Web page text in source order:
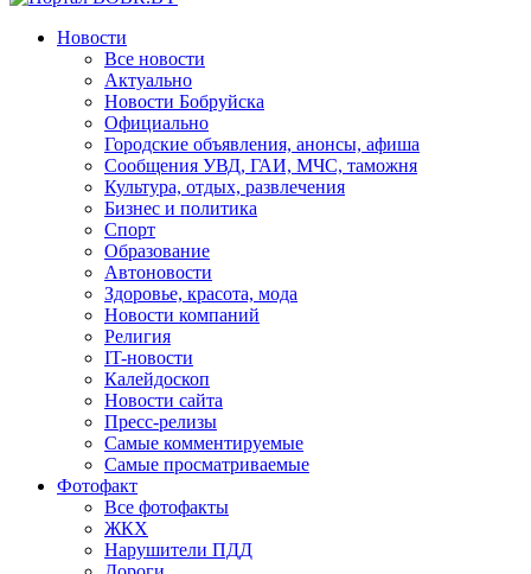
Новости
Все новости
Актуально
Новости Бобруйска
Официально
Городские объявления, анонсы, афиша
Сообщения УВД, ГАИ, МЧС, таможня
Культура, отдых, развлечения
Бизнес и политика
Спорт
Образование
Автоновости
Здоровье, красота, мода
Новости компаний
Религия
IT-новости
Калейдоскоп
Новости сайта
Пресс-релизы
Самые комментируемые
Самые просматриваемые
Фотофакт
Все фотофакты
ЖКХ
Нарушители ПДД